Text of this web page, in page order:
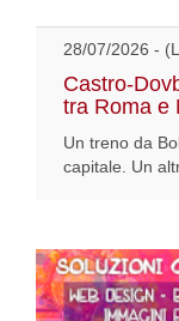
28/07/2026 -
Castro-
tra Roma e
Un treno da
capitale. Un